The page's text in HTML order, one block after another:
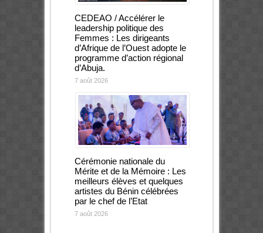
CEDEAO / Accélérer le
leadership politique des
Femmes : Les dirigeants
d’Afrique de l’Ouest adopte le
programme d’action régional
d’Abuja.
7 août 2026
Cérémonie nationale du
Mérite et de la Mémoire : Les
meilleurs élèves et quelques
artistes du Bénin célébrées
par le chef de l’Etat
7 août 2026